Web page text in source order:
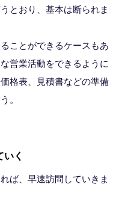
とおり、基本は断られま
ことができるケースもあ
営業活動をできるように
格表、見積書などの準備
。
く
ば、早速訪問していきま